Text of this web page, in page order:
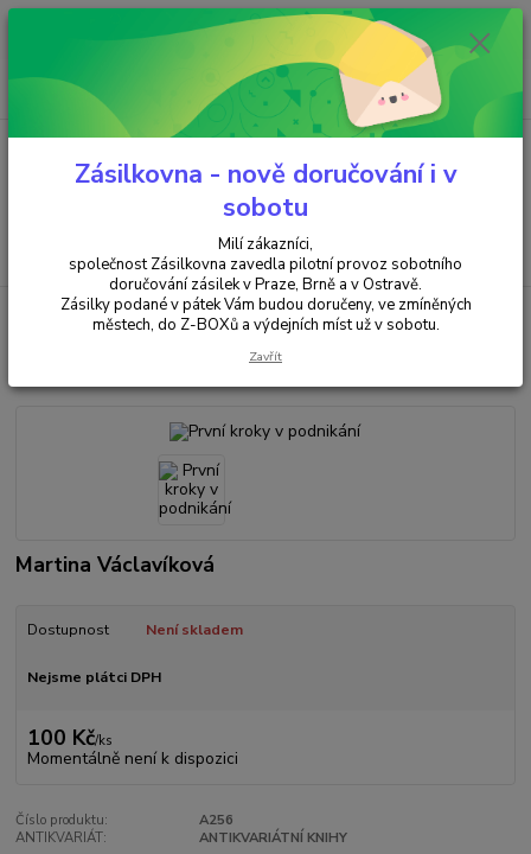
Minimální hodnota objednávky je 200 kč. Při nákupu nad 2000,- Kč je
požadována platba předem na účet.
Menu
+420 737 737 037
(Po-Pá, 9-18 hod.)
za
ANTIKVARIÁT První kroky v podnikání
První kroky v podnikání
Martina Václavíková
Dostupnost Není skladem
Nejsme plátci DPH
100 Kč/ks
Momentálně není k dispozici
Číslo produktu:
A256
ANTIKVARIÁT:
ANTIKVARIÁTNÍ KNIHY
Zásilkovna - nově doručování i v
sobotu
Milí zákazníci,
společnost Zásilkovna zavedla pilotní provoz sobotního
doručování zásilek v Praze, Brně a v Ostravě.
Zásilky podané v pátek Vám budou doručeny, ve zmíněných
městech, do Z-BOXů a výdejních míst už v sobotu.
Zavřít